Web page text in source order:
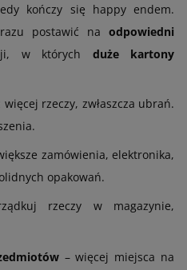
kończy się happy endem.
postawić na odpowiedni
w których duże kartony
więcej rzeczy, zwłaszcza ubrań.
zamówienia, elektronika,
opakowań.
rzeczy w magazynie,
– więcej miejsca na